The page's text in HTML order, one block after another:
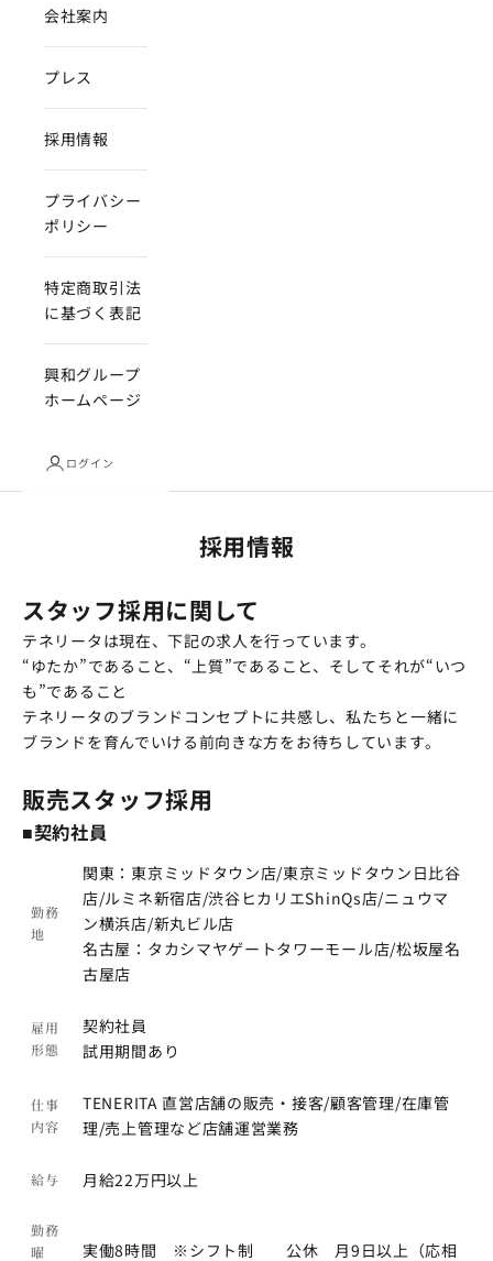
会社案内
プレス
採用情報
プライバシー
ポリシー
特定商取引法
に基づく表記
興和グループ
ホームページ
ログイン
採用情報
スタッフ採用に関して
テネリータは現在、下記の求人を行っています。
“ゆたか”であること、“上質”であること、そしてそれが“いつ
も”であること
テネリータのブランドコンセプトに共感し、私たちと一緒に
ブランドを育んでいける前向きな方をお待ちしています。
販売スタッフ採用
■契約社員
勤務
地
関東：東京ミッドタウン店/東京ミッドタウン日比谷
店/ルミネ新宿店/渋谷ヒカリエShinQs店/ニュウマ
ン横浜店/新丸ビル店
名古屋：タカシマヤゲートタワーモール店/松坂屋名
古屋店
雇用
形態
契約社員
試用期間あり
仕事
内容
TENERITA 直営店舗の販売・接客/顧客管理/在庫管
理/売上管理など店舗運営業務
給与 月給22万円以上
勤務
曜
実働8時間 ※シフト制 公休 月9日以上（応相